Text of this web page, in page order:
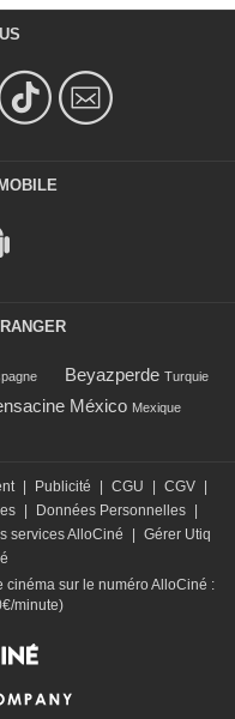
Beyazperde Turquie
México Mexique
Publicité CGU CGV
Données Personnelles
services AlloCiné
Gérer Utiq
cinéma sur le numéro AlloCiné :
minute)